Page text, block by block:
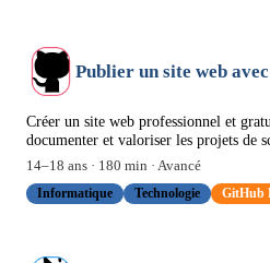
Publier un site web
Créer un site web professionnel et
documenter et valoriser les projets de
14–18 ans · 180 min · Avancé
Informatique
Technologie GitHub